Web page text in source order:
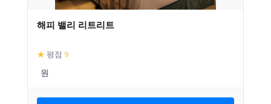
해피 밸리 리트리트
★ 평점 9